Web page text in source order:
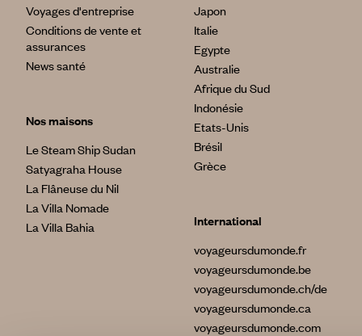
Voyages d'entreprise
Conditions de vente et
assurances
News santé
Nos maisons
Le Steam Ship Sudan
Satyagraha House
La Flâneuse du Nil
La Villa Nomade
La Villa Bahia
Japon
Italie
Egypte
Australie
Afrique du Sud
Indonésie
Etats-Unis
Brésil
Grèce
International
voyageursdumonde.fr
voyageursdumonde.be
voyageursdumonde.ch/de
voyageursdumonde.ca
voyageursdumonde.com